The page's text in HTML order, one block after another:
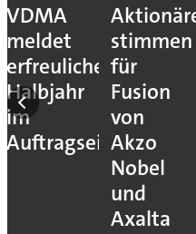
VDMA
meldet
erfreuliches
Halbjahr
im
Auftragseingang
stimmen
für
Fusion
von
Akzo
Nobel
und
Axalta